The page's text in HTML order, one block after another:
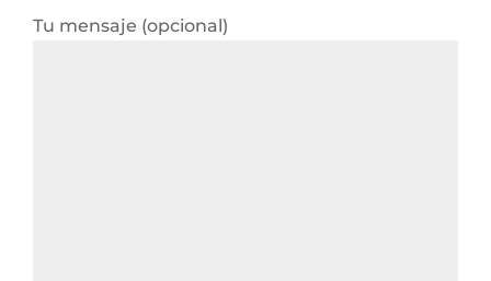
Tu mensaje (opcional)